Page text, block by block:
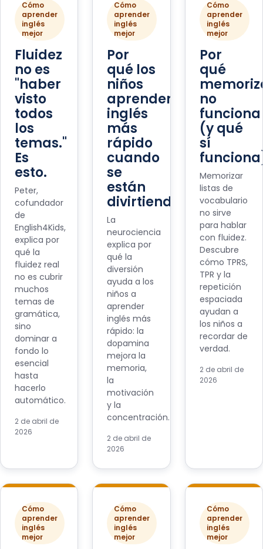
Cómo
aprender
inglés
mejor
Fluidez
no es
"haber
visto
todos
los
temas."
Es
esto.
Peter,
cofundador
de
English4Kids,
explica por
qué la
fluidez real
no es cubrir
muchos
temas de
gramática,
sino
dominar a
fondo lo
esencial
hasta
hacerlo
automático.
2 de abril de
2026
Cómo
aprender
inglés
mejor
Por
qué los
niños
aprenden
inglés
más
rápido
cuando
se
están
divirtiendo
La
neurociencia
explica por
qué la
diversión
ayuda a los
niños a
aprender
inglés más
rápido: la
dopamina
mejora la
memoria,
la
motivación
y la
concentración.
2 de abril de
2026
Cómo
aprender
inglés
mejor
Por
qué
no
funciona
(y qué
sí
Memorizar
listas de
vocabulario
no sirve
para hablar
con fluidez.
Descubre
cómo TPRS,
TPR y la
repetición
espaciada
ayudan a
los niños a
recordar de
verdad.
2 de abril de
2026
Cómo
aprender
inglés
mejor
Cómo
aprender
inglés
mejor
Cómo
aprender
inglés
mejor